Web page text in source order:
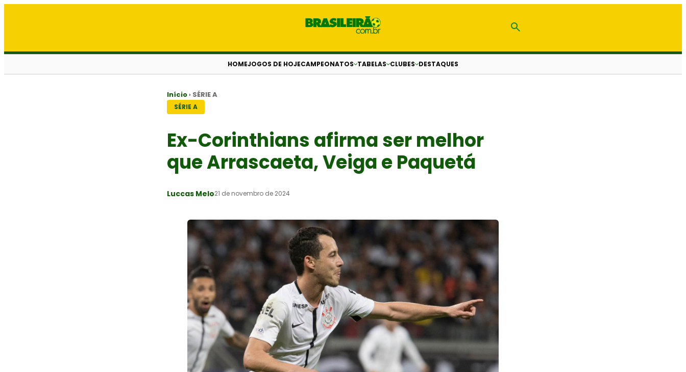
HOMEJOGOS DE HOJECAMPEONATOS TABELAS CLUBES DESTAQUES
Início › SÉRIE A
SÉRIE A
Ex-Corinthians afirma ser melhor
que Arrascaeta, Veiga e Paquetá
Luccas Melo21 de novembro de 2024